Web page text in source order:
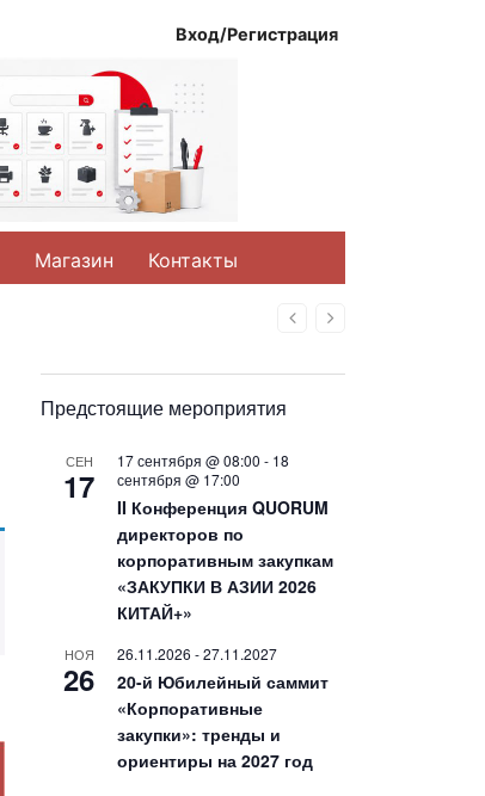
Вход/Регистрация
Магазин Контакты
НазадВперед
Предстоящие мероприятия
СЕН
17
17 сентября @ 08:00 - 18
сентября @ 17:00
II Конференция QUORUM
директоров по
корпоративным закупкам
«ЗАКУПКИ В АЗИИ 2026
КИТАЙ+»
НОЯ
26
26.11.2026 -27.11.2027
20-й Юбилейный саммит
«Корпоративные
закупки»: тренды и
ориентиры на 2027 год